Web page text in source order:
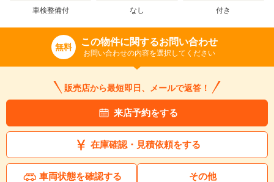
車検整備付
なし
付き
無料 この物件に関するお問い合わせ
お問い合わせの内容を選択してください
販売店から最短即日、メールで返答！
来店予約をする
在庫確認・見積依頼をする
車両状態を確認する その他